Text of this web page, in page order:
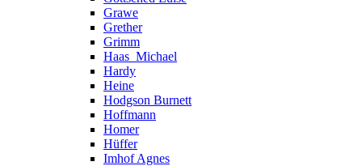
Grawe
Grether
Grimm
Haas_Michael
Hardy
Heine
Hodgson Burnett
Hoffmann
Homer
Hüffer
Imhof Agnes